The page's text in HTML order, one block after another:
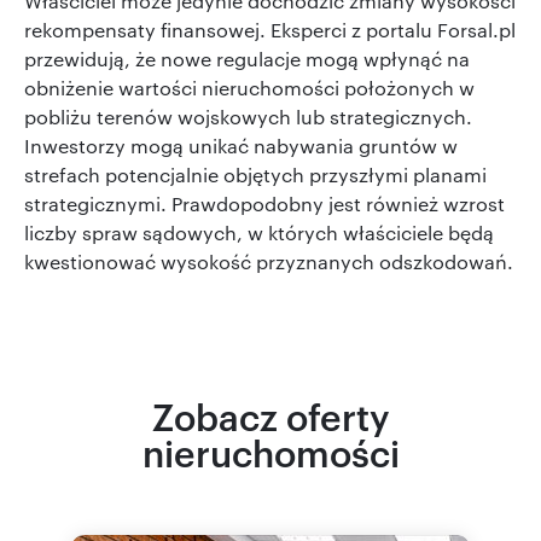
rekompensaty finansowej. Eksperci z portalu Forsal.pl
przewidują, że nowe regulacje mogą wpłynąć na
obniżenie wartości nieruchomości położonych w
pobliżu terenów wojskowych lub strategicznych.
Inwestorzy mogą unikać nabywania gruntów w
strefach potencjalnie objętych przyszłymi planami
strategicznymi. Prawdopodobny jest również wzrost
liczby spraw sądowych, w których właściciele będą
kwestionować wysokość przyznanych odszkodowań.
Zobacz oferty
nieruchomości